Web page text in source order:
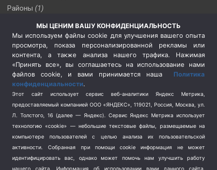
Районы (1)
Сельское хозяйство (3)
Социальная политика
(3)
Спецоперация в Украине
Спецоперация на Украине
(404)
Спорт (740)
Терроризм (1)
Транспорт (262)
Туризм (178)
Флот (76)
МЫ ЦЕНИМ ВАШУ КОНФИДЕНЦИАЛЬНОСТЬ
Мы используем файлы cookie для улучшения вашего опыта
просмотра, показа персонализированной рекламы или
контента, а также анализа нашего трафика. Нажимая
«Принять все», вы соглашаетесь на использование нами
файлов cookie, и вами принимается наша Политика
конфиденциальности.
Этот сайт использует сервис веб-аналитики Яндекс Метрика,
предоставляемый компанией ООО «ЯНДЕКС», 119021, Россия, Москва, ул.
Л. Толстого, 16 (далее — Яндекс). Сервис Яндекс Метрика использует
технологию «cookie» — небольшие текстовые файлы, размещаемые на
компьютере пользователей с целью анализа их пользовательской
активности.
Собранная при помощи cookie информация не может
идентифицировать вас, однако может помочь нам улучшить работу